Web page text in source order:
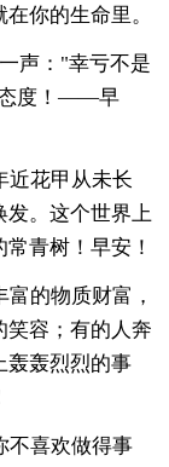
你的生命里。
声："幸亏不是
态度！——早
近花甲从未长
发。这个世界上
青树！早安！
的物质财富，
笑容；有的人奔
轰轰烈烈的事
不喜欢做得事